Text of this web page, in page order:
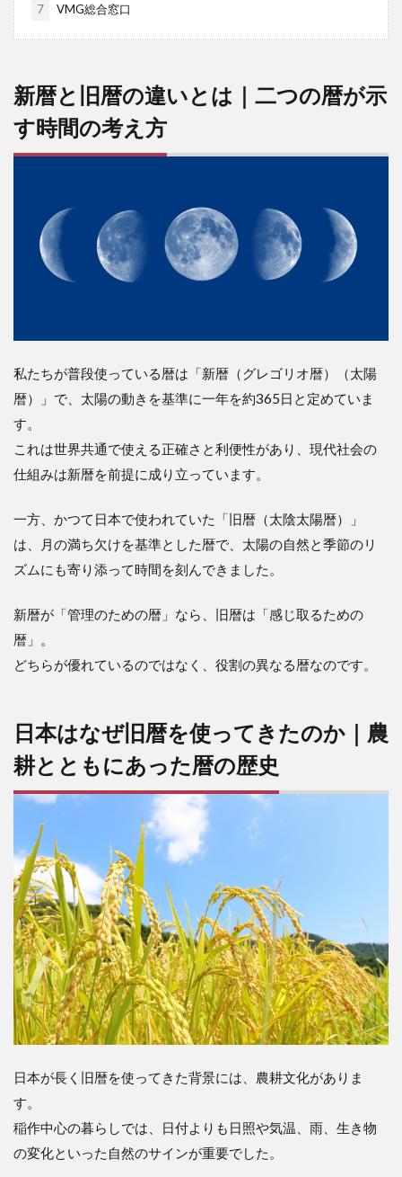
7 VMG総合窓口
新暦と旧暦の違いとは｜二つの暦が示
す時間の考え方
私たちが普段使っている暦は「新暦（グレゴリオ暦）（太陽
暦）」で、太陽の動きを基準に一年を約365日と定めていま
す。
これは世界共通で使える正確さと利便性があり、現代社会の
仕組みは新暦を前提に成り立っています。
一方、かつて日本で使われていた「旧暦（太陰太陽暦）」
は、月の満ち欠けを基準とした暦で、太陽の自然と季節のリ
ズムにも寄り添って時間を刻んできました。
新暦が「管理のための暦」なら、旧暦は「感じ取るための
暦」。
どちらが優れているのではなく、役割の異なる暦なのです。
日本はなぜ旧暦を使ってきたのか｜農
耕とともにあった暦の歴史
日本が長く旧暦を使ってきた背景には、農耕文化がありま
す。
稲作中心の暮らしでは、日付よりも日照や気温、雨、生き物
の変化といった自然のサインが重要でした。